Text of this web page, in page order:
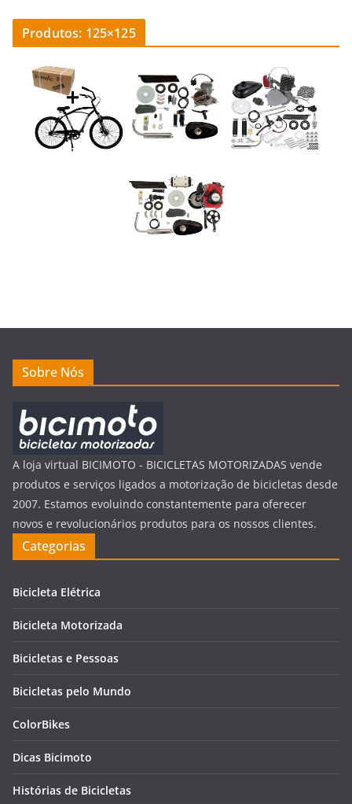
Produtos: 125×125
Sobre Nós
A loja virtual BICIMOTO - BICICLETAS MOTORIZADAS vende
produtos e serviços ligados a motorização de bicicletas desde
2007. Estamos evoluindo constantemente para oferecer
novos e revolucionários produtos para os nossos clientes.
Categorias
Bicicleta Elétrica
Bicicleta Motorizada
Bicicletas e Pessoas
Bicicletas pelo Mundo
ColorBikes
Dicas Bicimoto
Histórias de Bicicletas